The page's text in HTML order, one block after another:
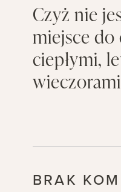
Czyż nie
miejsce do
ciepłymi,
BRAK